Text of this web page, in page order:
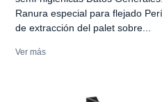
Ranura especial para flejado
de extracción del palet sobre...
Ver más